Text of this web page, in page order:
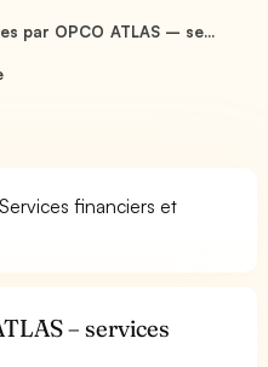
par OPCO ATLAS – se...
financiers et
– services